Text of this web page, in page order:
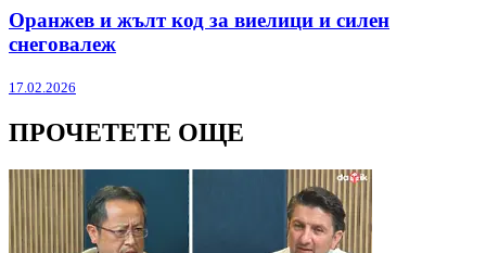
Оранжев и жълт код за виелици и силен
снеговалеж
17.02.2026
ПРОЧЕТЕТЕ ОЩЕ